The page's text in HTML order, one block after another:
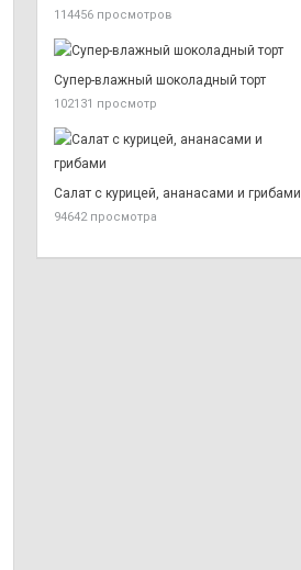
114456 просмотров
Супер-влажный шоколадный торт
102131 просмотр
Салат с курицей, ананасами и грибами
94642 просмотра